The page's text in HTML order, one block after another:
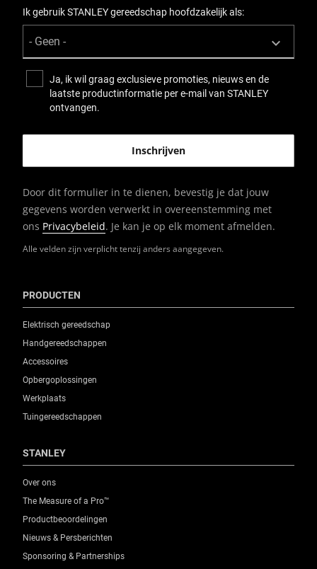
Alle velden zijn verplicht tenzij anders aangegeven.
Ik gebruik STANLEY gereedschap hoofdzakelijk als:
Ja, ik wil graag exclusieve promoties, nieuws en de
laatste productinformatie per e-mail van STANLEY
ontvangen.
Door dit formulier in te dienen, bevestig je dat jouw
gegevens worden verwerkt in overeenstemming met
ons Privacybeleid. Je kan je op elk moment afmelden.
PRODUCTEN
Elektrisch gereedschap
Handgereedschappen
Accessoires
Opbergoplossingen
Werkplaats
Tuingereedschappen
STANLEY
Over ons
The Measure of a Pro™
Productbeoordelingen
Nieuws & Persberichten
Sponsoring & Partnerships